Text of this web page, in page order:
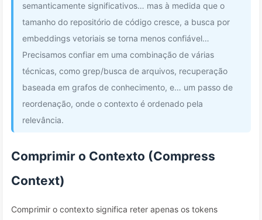
semanticamente significativos… mas à medida que o
tamanho do repositório de código cresce, a busca por
embeddings vetoriais se torna menos confiável…
Precisamos confiar em uma combinação de várias
técnicas, como grep/busca de arquivos, recuperação
baseada em grafos de conhecimento, e… um passo de
reordenação, onde o contexto é ordenado pela
relevância.
Comprimir o Contexto (Compress
Context)
Comprimir o contexto significa reter apenas os tokens